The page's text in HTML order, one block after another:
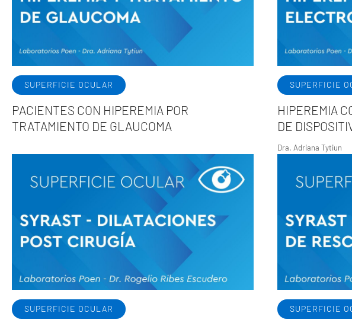
SUPERFICIE OCULAR
PACIENTES CON HIPEREMIA POR
TRATAMIENTO DE GLAUCOMA
SUPERFICIE
HIPEREMIA
DE
Dra. Adriana Tytiun
SUPERFICIE OCULAR SUPERFICIE